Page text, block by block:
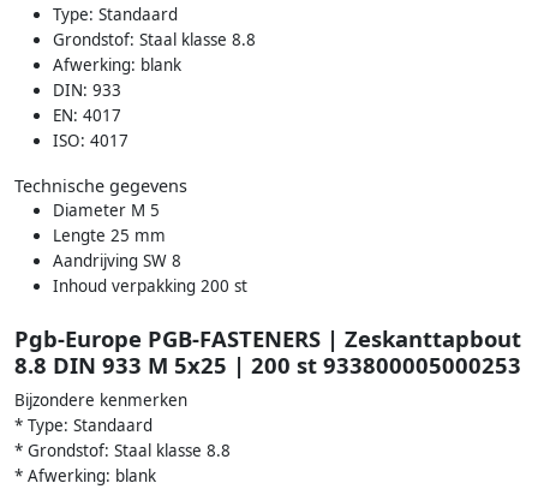
Type: Standaard
Grondstof: Staal klasse 8.8
Afwerking: blank
DIN: 933
EN: 4017
ISO: 4017
Technische gegevens
Diameter M 5
Lengte 25 mm
Aandrijving SW 8
Inhoud verpakking 200 st
Pgb-Europe PGB-FASTENERS | Zeskanttapbout
8.8 DIN 933 M 5x25 | 200 st 933800005000253
Bijzondere kenmerken
* Type: Standaard
* Grondstof: Staal klasse 8.8
* Afwerking: blank